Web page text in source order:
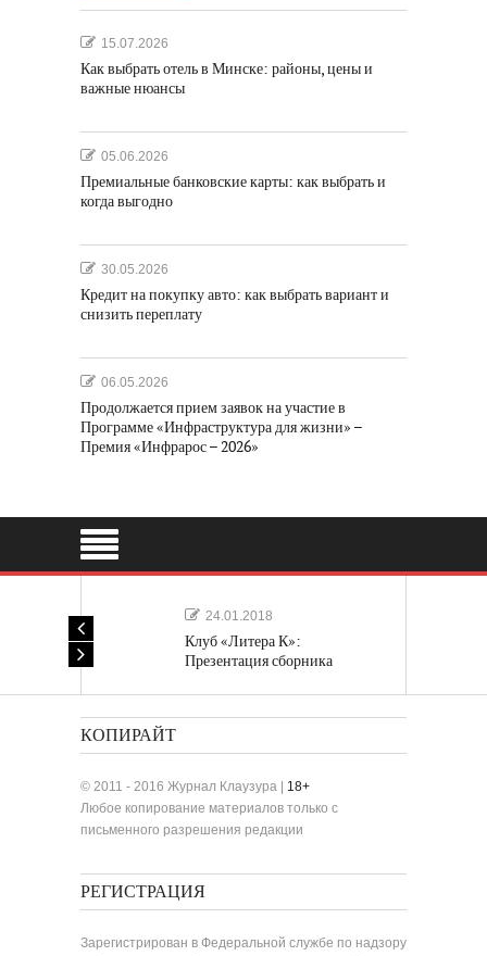
15.07.2026
Как выбрать отель в Минске: районы, цены и
важные нюансы
05.06.2026
Премиальные банковские карты: как выбрать и
когда выгодно
30.05.2026
Кредит на покупку авто: как выбрать вариант и
снизить переплату
06.05.2026
Продолжается прием заявок на участие в
Программе «Инфраструктура для жизни» –
Премия «Инфрарос – 2026»
24.01.2018
Клуб «Литера К»:
Презентация сборника
КОПИРАЙТ
© 2011 - 2016 Журнал Клаузура | 18+
Любое копирование материалов только с
письменного разрешения редакции
РЕГИСТРАЦИЯ
Зарегистрирован в Федеральной службе по надзору